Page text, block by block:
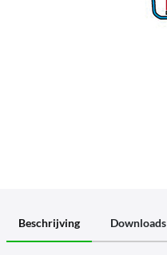
Beschrijving Downloads